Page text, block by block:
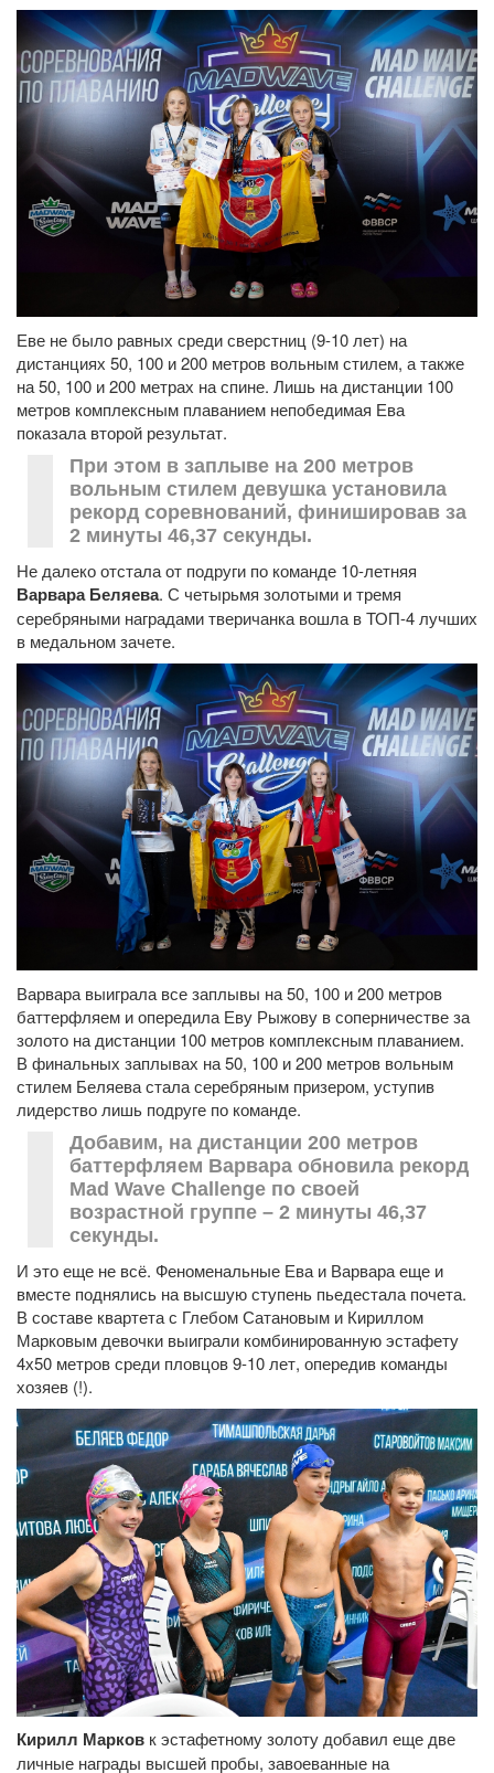
Еве не было равных среди сверстниц (9-10 лет) на
дистанциях 50, 100 и 200 метров вольным стилем, а также
на 50, 100 и 200 метрах на спине. Лишь на дистанции 100
метров комплексным плаванием непобедимая Ева
показала второй результат.
При этом в заплыве на 200 метров
вольным стилем девушка установила
рекорд соревнований, финишировав за
2 минуты 46,37 секунды.
Не далеко отстала от подруги по команде 10-летняя
Варвара Беляева. С четырьмя золотыми и тремя
серебряными наградами тверичанка вошла в ТОП-4 лучших
в медальном зачете.
Варвара выиграла все заплывы на 50, 100 и 200 метров
баттерфляем и опередила Еву Рыжову в соперничестве за
золото на дистанции 100 метров комплексным плаванием.
В финальных заплывах на 50, 100 и 200 метров вольным
стилем Беляева стала серебряным призером, уступив
лидерство лишь подруге по команде.
Добавим, на дистанции 200 метров
баттерфляем Варвара обновила рекорд
Mad Wave Challenge по своей
возрастной группе – 2 минуты 46,37
секунды.
И это еще не всё. Феноменальные Ева и Варвара еще и
вместе поднялись на высшую ступень пьедестала почета.
В составе квартета с Глебом Сатановым и Кириллом
Марковым девочки выиграли комбинированную эстафету
4х50 метров среди пловцов 9-10 лет, опередив команды
хозяев (!).
Кирилл Марков к эстафетному золоту добавил еще две
личные награды высшей пробы, завоеванные на